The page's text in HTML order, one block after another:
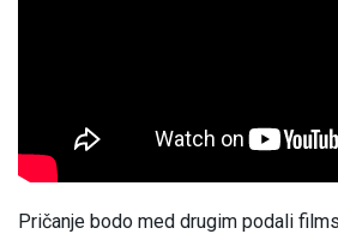
Pričanje bodo med drugim podali